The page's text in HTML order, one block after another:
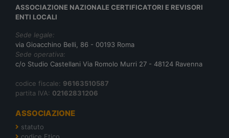
ASSOCIAZIONE NAZIONALE CERTIFICATORI E REVISORI
ENTI LOCALI
Sede legale:
via Gioacchino Belli, 86 - 00193 Roma
Sede operativa:
c/o Studio Castellani Via Romolo Murri 27 - 48124 Ravenna
codice fiscale: 96163510587
partita IVA: 02162831206
ASSOCIAZIONE
statuto
codice Etico